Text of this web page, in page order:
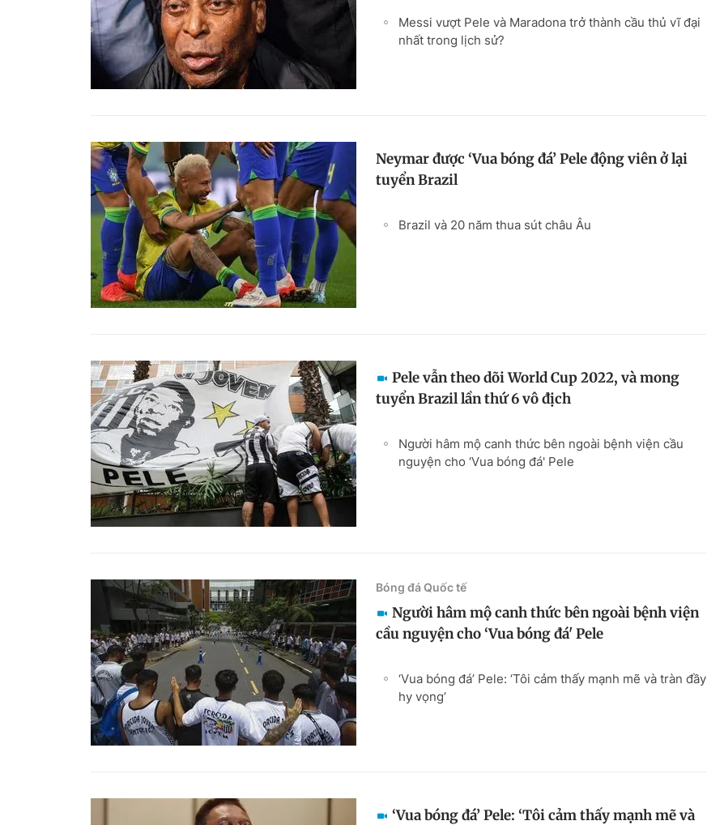
Messi vượt Pele và Maradona trở thành cầu thủ vĩ đại
nhất trong lịch sử?
Neymar được ‘Vua bóng đá’ Pele động viên ở lại
tuyển Brazil
Brazil và 20 năm thua sút châu Âu
Pele vẫn theo dõi World Cup 2022, và mong
tuyển Brazil lần thứ 6 vô địch
Người hâm mộ canh thức bên ngoài bệnh viện cầu
nguyện cho ‘Vua bóng đá' Pele
Bóng đá Quốc tế
Người hâm mộ canh thức bên ngoài bệnh viện
cầu nguyện cho ‘Vua bóng đá' Pele
‘Vua bóng đá’ Pele: ‘Tôi cảm thấy mạnh mẽ và tràn đầy
hy vọng’
‘Vua bóng đá’ Pele: ‘Tôi cảm thấy mạnh mẽ và